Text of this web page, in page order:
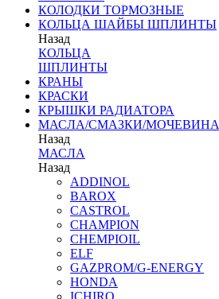
КОЛОДКИ ТОРМОЗНЫЕ
КОЛЬЦА ШАЙБЫ ШПЛИНТЫ
Назад
КОЛЬЦА
ШПЛИНТЫ
КРАНЫ
КРАСКИ
КРЫШКИ РАДИАТОРА
МАСЛА/СМАЗКИ/МОЧЕВИНА
Назад
МАСЛА
Назад
ADDINOL
BAROX
CASTROL
CHAMPION
CHEMPIOIL
ELF
GAZPROM/G-ENERGY
HONDA
ICHIRO